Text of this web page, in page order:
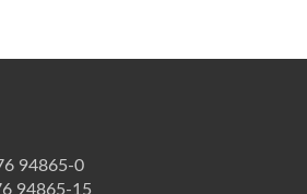
94865-0
94865-15